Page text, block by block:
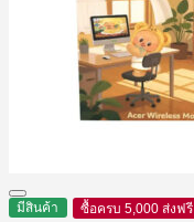
มีสินค้า ซื้อครบ 5,000 ส่งฟรี